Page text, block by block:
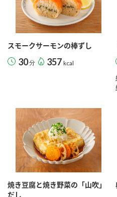
スモークサーモンの棒ずし
30分 357 kcal
焼き豆腐と焼き野菜の「山吹」
だし